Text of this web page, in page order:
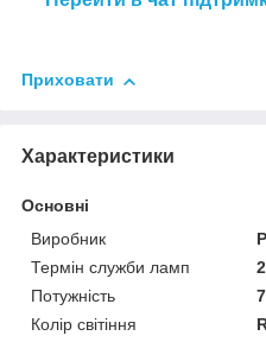
Приховати
Характеристики
Основні
Виробник
Термін служби ламп
Потужність
Колір світіння